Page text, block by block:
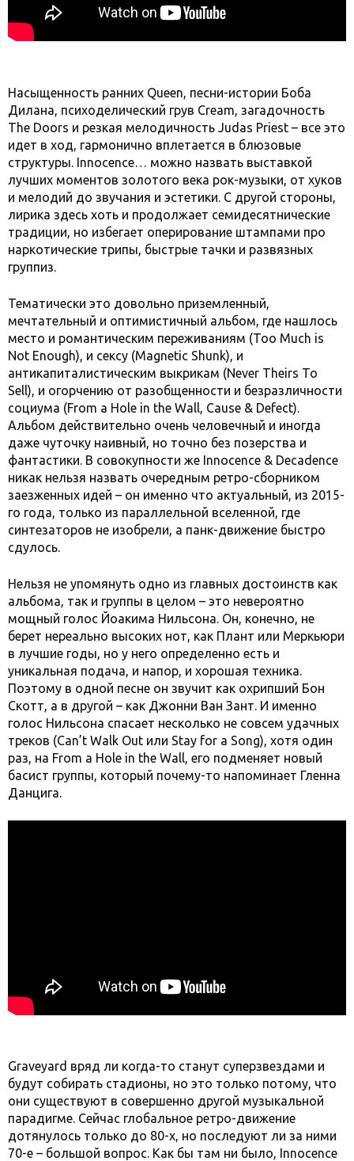
Насыщенность ранних Queen, песни-истории Боба
Дилана, психоделический грув Cream, загадочность
The Doors и резкая мелодичность Judas Priest – все это
идет в ход, гармонично вплетается в блюзовые
структуры. Innocence… можно назвать выставкой
лучших моментов золотого века рок-музыки, от хуков
и мелодий до звучания и эстетики. С другой стороны,
лирика здесь хоть и продолжает семидесятнические
традиции, но избегает оперирование штампами про
наркотические трипы, быстрые тачки и развязных
группиз.
Тематически это довольно приземленный,
мечтательный и оптимистичный альбом, где нашлось
место и романтическим переживаниям (Too Much is
Not Enough), и сексу (Magnetic Shunk), и
антикапиталистическим выкрикам (Never Theirs To
Sell), и огорчению от разобщенности и безразличности
социума (From a Hole in the Wall, Cause & Defect).
Альбом действительно очень человечный и иногда
даже чуточку наивный, но точно без позерства и
фантастики. В совокупности же Innocence & Decadence
никак нельзя назвать очередным ретро-сборником
заезженных идей – он именно что актуальный, из 2015-
го года, только из параллельной вселенной, где
синтезаторов не изобрели, а панк-движение быстро
сдулось.
Нельзя не упомянуть одно из главных достоинств как
альбома, так и группы в целом – это невероятно
мощный голос Йоакима Нильсона. Он, конечно, не
берет нереально высоких нот, как Плант или Меркьюри
в лучшие годы, но у него определенно есть и
уникальная подача, и напор, и хорошая техника.
Поэтому в одной песне он звучит как охрипший Бон
Скотт, а в другой – как Джонни Ван Зант. И именно
голос Нильсона спасает несколько не совсем удачных
треков (Can’t Walk Out или Stay for a Song), хотя один
раз, на From a Hole in the Wall, его подменяет новый
басист группы, который почему-то напоминает Гленна
Данцига.
Graveyard вряд ли когда-то станут суперзвездами и
будут собирать стадионы, но это только потому, что
они существуют в совершенно другой музыкальной
парадигме. Сейчас глобальное ретро-движение
дотянулось только до 80-х, но последуют ли за ними
70-е – большой вопрос. Как бы там ни было, Innocence